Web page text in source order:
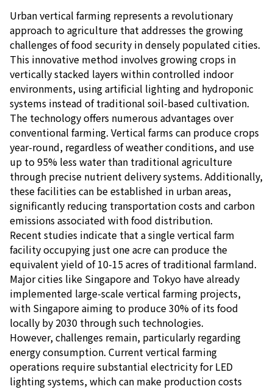
Urban vertical farming represents a revolutionary
approach to agriculture that addresses the growing
challenges of food security in densely populated cities.
This innovative method involves growing crops in
vertically stacked layers within controlled indoor
environments, using artificial lighting and hydroponic
systems instead of traditional soil-based cultivation.
The technology offers numerous advantages over
conventional farming. Vertical farms can produce crops
year-round, regardless of weather conditions, and use
up to 95% less water than traditional agriculture
through precise nutrient delivery systems. Additionally,
these facilities can be established in urban areas,
significantly reducing transportation costs and carbon
emissions associated with food distribution.
Recent studies indicate that a single vertical farm
facility occupying just one acre can produce the
equivalent yield of 10-15 acres of traditional farmland.
Major cities like Singapore and Tokyo have already
implemented large-scale vertical farming projects,
with Singapore aiming to produce 30% of its food
locally by 2030 through such technologies.
However, challenges remain, particularly regarding
energy consumption. Current vertical farming
operations require substantial electricity for LED
lighting systems, which can make production costs